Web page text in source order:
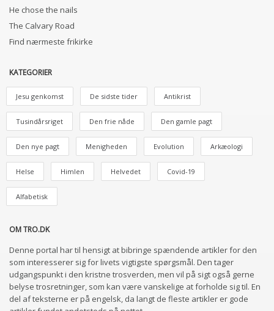
He chose the nails
The Calvary Road
Find nærmeste frikirke
KATEGORIER
Jesu genkomst De sidste tider Antikrist
Tusindårsriget Den frie nåde Den gamle pagt
Den nye pagt Menigheden Evolution Arkæologi
Helse Himlen Helvedet Covid-19
Alfabetisk
OM TRO.DK
Denne portal har til hensigt at bibringe spændende artikler for den
som interesserer sig for livets vigtigste spørgsmål. Den tager
udgangspunkt i den kristne trosverden, men vil på sigt også gerne
belyse trosretninger, som kan være vanskelige at forholde sig til. En
del af teksterne er på engelsk, da langt de fleste artikler er gode